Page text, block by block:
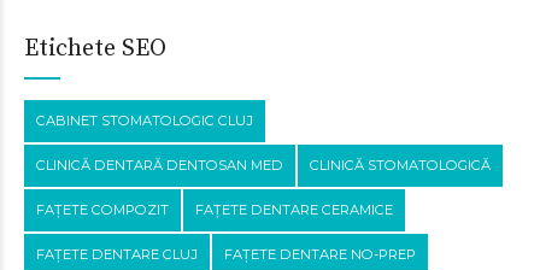
Etichete SEO
CABINET STOMATOLOGIC CLUJ
CLINICĂ DENTARĂ DENTOSAN MED CLINICĂ STOMATOLOGICĂ
FAȚETE COMPOZIT FAȚETE DENTARE CERAMICE
FAȚETE DENTARE CLUJ FAȚETE DENTARE NO-PREP